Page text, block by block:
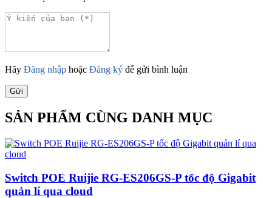
Hãy Đăng nhập hoặc Đăng ký để gửi bình luận
Gửi
SẢN PHẨM CÙNG DANH MỤC
Switch POE Ruijie RG-ES206GS-P tốc độ Gigabit
quản lí qua cloud